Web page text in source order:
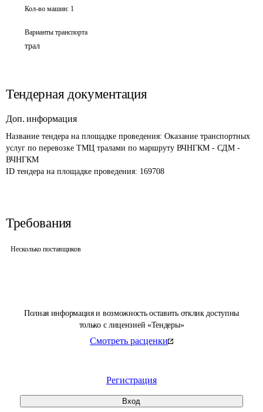
Полная информация и возможность оставить отклик доступны
только с лицензией «Тендеры»
Смотреть расценки
Регистрация
Вход
Кол-во машин: 1
Варианты транспорта
трал
Тендерная документация
Доп. информация
Название тендера на площадке проведения: Оказание транспортных
услуг по перевозке ТМЦ тралами по маршруту ВЧНГКМ - СДМ -
ВЧНГКМ
ID тендера на площадке проведения: 169708
Требования
Несколько поставщиков